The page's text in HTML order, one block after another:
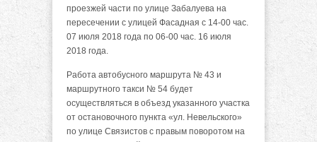
проезжей части по улице Забалуева на
пересечении с улицей Фасадная с 14-00 час.
07 июля 2018 года по 06-00 час. 16 июля
2018 года.
Работа автобусного маршрута № 43 и
маршрутного такси № 54 будет
осуществляться в объезд указанного участка
от остановочного пункта «ул. Невельского»
по улице Связистов с правым поворотом на